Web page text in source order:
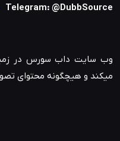
Telegram: @DubbSource
وب سایت داب سورس در
میکند و هیچگونه محتوای